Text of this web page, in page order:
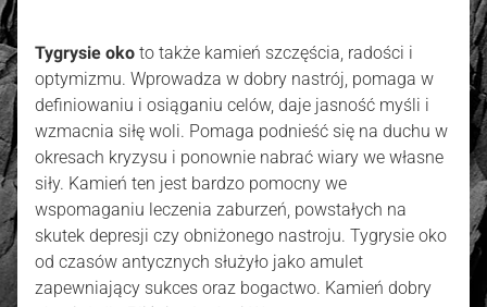
Tygrysie oko to także kamień szczęścia, radości i
optymizmu. Wprowadza w dobry nastrój, pomaga w
definiowaniu i osiąganiu celów, daje jasność myśli i
wzmacnia siłę woli. Pomaga podnieść się na duchu w
okresach kryzysu i ponownie nabrać wiary we własne
siły. Kamień ten jest bardzo pomocny we
wspomaganiu leczenia zaburzeń, powstałych na
skutek depresji czy obniżonego nastroju. Tygrysie oko
od czasów antycznych służyło jako amulet
zapewniający sukces oraz bogactwo. Kamień dobry